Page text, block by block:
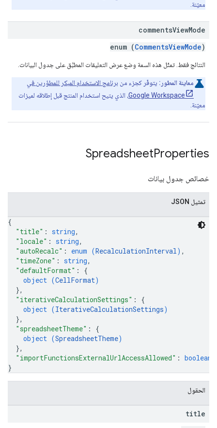
معيّنة.
commentsViewMode
enum (CommentsViewMode)
النتائج فقط. تمثّل هذه السمة وضع عرض التعليقات المطبَّق على جدول البيانات.
معاينة المطور: يتوفّر كجزء من برنامج الاستخدام المبكر للمطوّرين في
Google Workspace، الذي يتيح استخدام المنتج قبل إطلاقه لميزات
معيّنة.
SpreadsheetProperties
خصائص جدول بيانات
تمثيل JSON
{
"title" : string,
"locale" : string,
"autoRecalc" : enum (RecalculationInterval) ,
"timeZone" : string,
"defaultFormat" : {
object (CellFormat)
},
"iterativeCalculationSettings" : {
object (IterativeCalculationSettings)
},
"spreadsheetTheme" : {
object (SpreadsheetTheme)
},
"importFunctionsExternalUrlAccessAllowed" : boolean
}
الحقول
title